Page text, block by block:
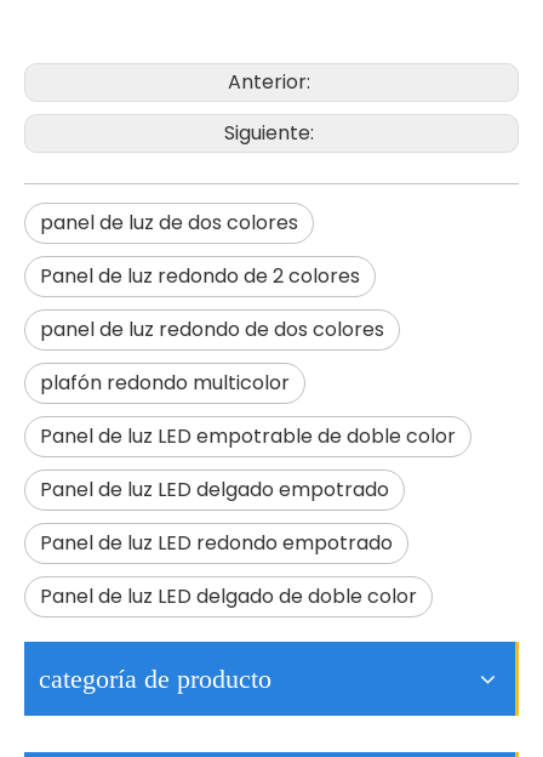
Anterior:
Siguiente:
panel de luz de dos colores
Panel de luz redondo de 2 colores
panel de luz redondo de dos colores
plafón redondo multicolor
Panel de luz LED empotrable de doble color
Panel de luz LED delgado empotrado
Panel de luz LED redondo empotrado
Panel de luz LED delgado de doble color
categoría de producto
El alto brillo 200w llevó la iluminación al aire libre de las luces de calle 3030led